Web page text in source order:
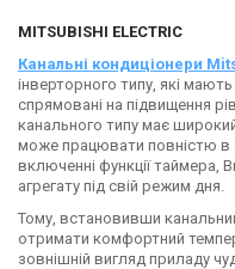
MITSUBISHI ELECTRIC
Канальні кондиціонери
інверторного типу, які мають
спрямовані на підвищення
канального типу має
може працювати повністю в
включенні функції таймера,
агрегату під свій режим дня.
Тому, встановивши
отримати комфортний
зовнішній вигляд приладу